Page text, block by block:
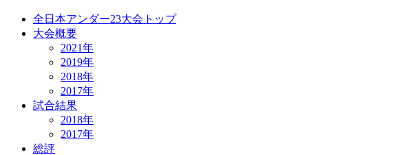
全日本アンダー23大会トップ
大会概要
2021年
2019年
2018年
2017年
試合結果
2018年
2017年
総評